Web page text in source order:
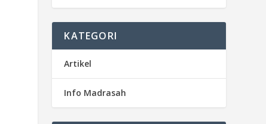
KATEGORI
Artikel
Info Madrasah